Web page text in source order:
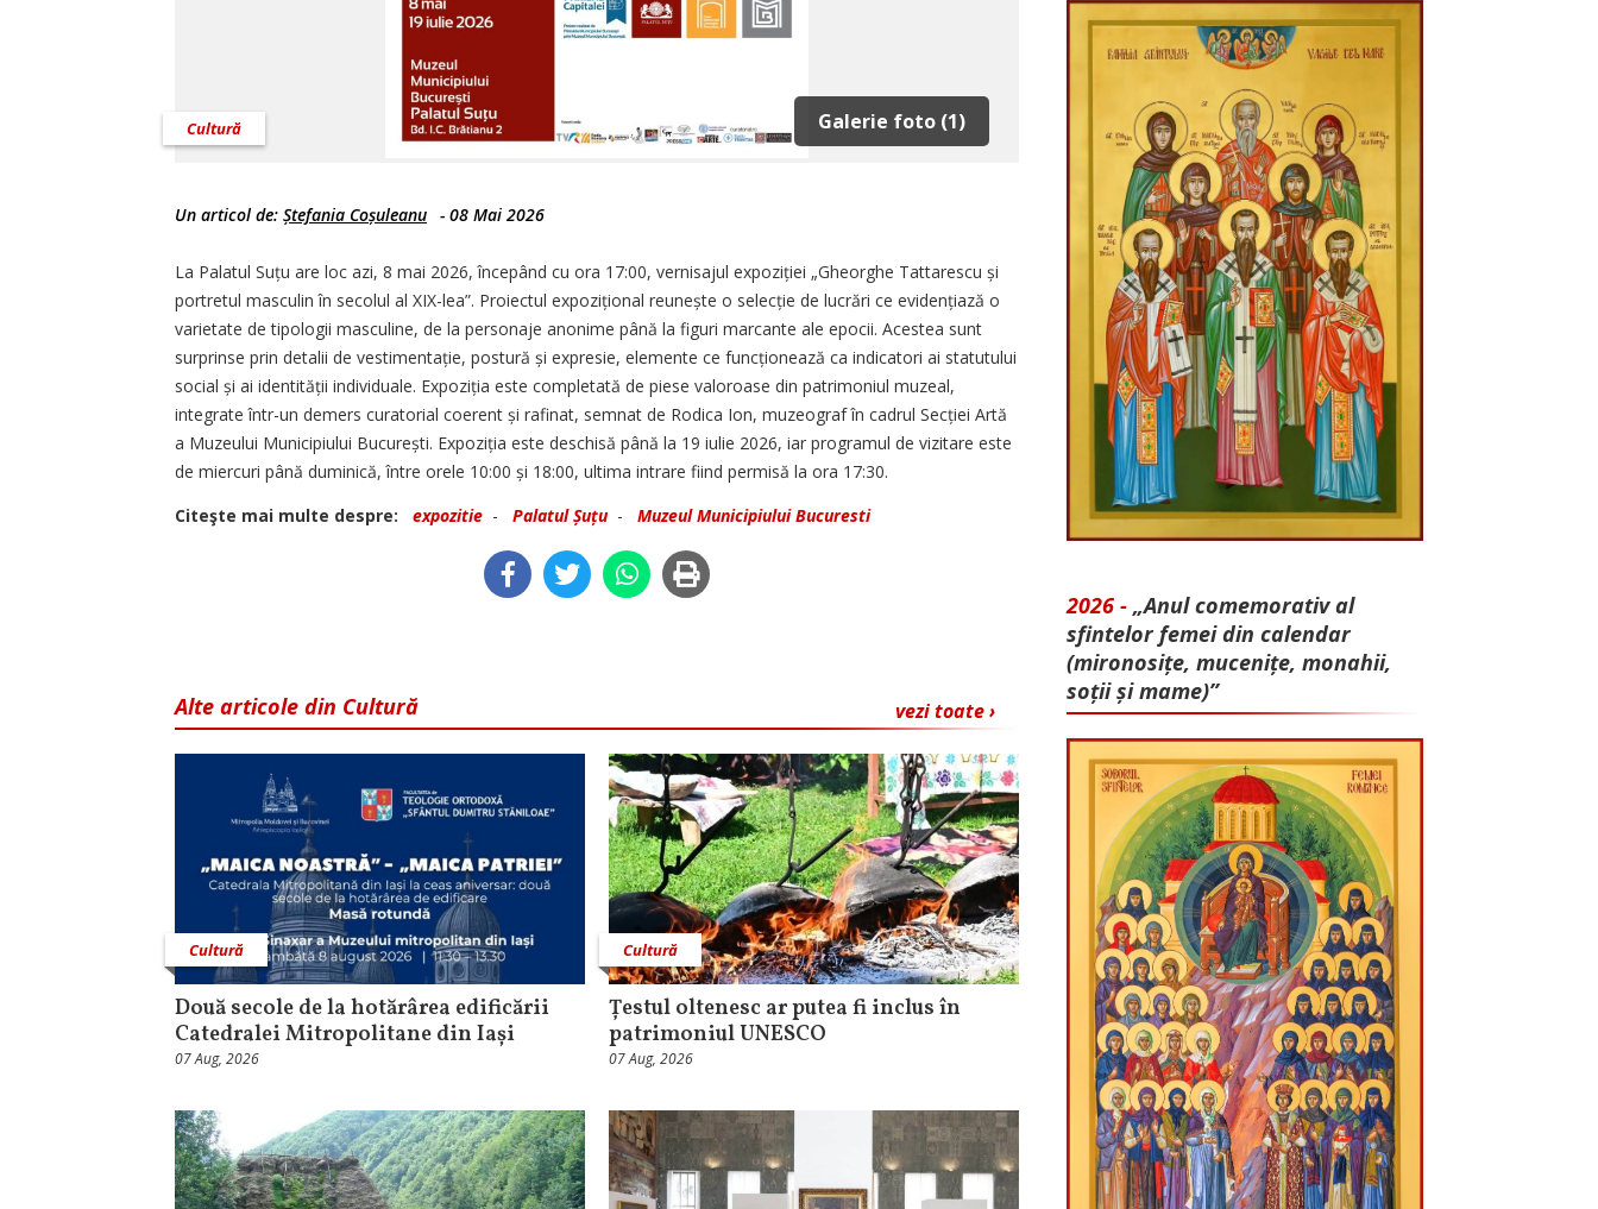
Galerie foto (1)
Cultură
Un articol de: Ștefania Coșuleanu - 08 Mai 2026
La Palatul Suțu are loc azi, 8 mai 2026, începând cu ora 17:00, vernisajul expoziției „Gheorghe Tattarescu și
portretul masculin în secolul al XIX-lea”. Proiectul expo­zițional reuneș­te o selecție de lucrări ce evidențiază o
varietate de tipologii masculine, de la personaje anonime până la figuri marcante ale epocii. Acestea sunt
surprinse prin detalii de vestimen­tație, postură și expresie, elemente ce func­ționează ca indicatori ai statutului
social și ai identității individuale. Expoziția este completată de piese valoroase din patrimoniul muzeal,
integrate într-un demers curatorial coerent și rafinat, semnat de Rodica Ion, muzeograf în cadrul Secției Artă
a Muzeului Municipiului București. Expozi­ția este deschisă până la 19 iulie 2026, iar programul de vizitare este
de miercuri până duminică, între orele 10:00 și 18:00, ultima intrare fiind permisă la ora 17:30.
Citeşte mai multe despre:
expozitie - Palatul Șuțu- Muzeul Municipiului Bucuresti
vezi toate ›
Alte articole din Cultură
Cultură
Două secole de la hotărârea edificării
Catedralei Mitropolitane din Iași
07 Aug, 2026
Cultură
Țestul oltenesc ar putea fi inclus în
patrimoniul UNESCO
07 Aug, 2026
2026 - „Anul comemorativ al
sfintelor femei din calendar
(mironosițe, mu­cenițe, monahii,
soții și mame)”